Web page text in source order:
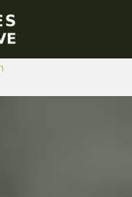
CBD en
del Cuende